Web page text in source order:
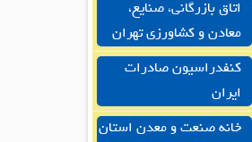
اتاق بازرگانی، صنایع،
معادن و کشاورزی تهران
کنفدراسیون صادرات
ایران
خانه صنعت و معدن استان